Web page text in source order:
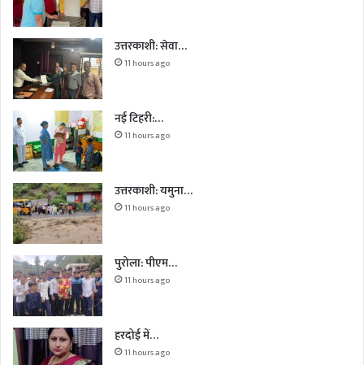
उत्तरकाशी: सेवा…
11 hours ago
नई टिहरी:…
11 hours ago
उत्तरकाशी: यमुना…
11 hours ago
पुरोला: पीएम…
11 hours ago
हरदोई में…
11 hours ago